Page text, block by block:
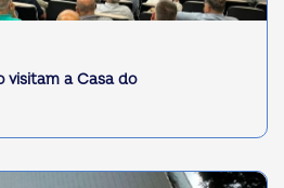
visitam a Casa do